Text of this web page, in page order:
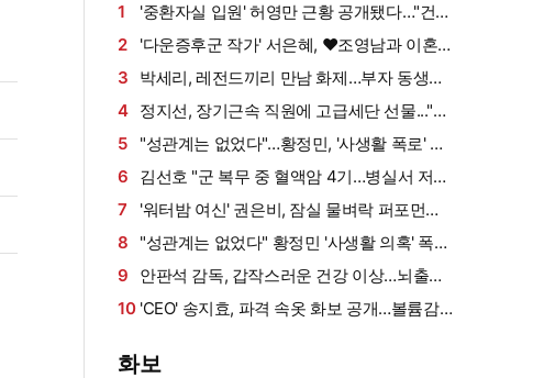
1
'중환자실 입원' 허영만 근황 공개됐다…"건강
회복 위해 노력 중" [엑's 이슈]
2
'다운증후군 작가' 서은혜, ♥조영남과 이혼
설 확산에 결국 입 열었다
3
박세리, 레전드끼리 만남 화제…부자 동생에
게 밥 샀다가 '반전'
4
정지선, 장기근속 직원에 고급세단 선물..."차
부담되면 명품백도 가능" (사당귀)[전일야화]
5
"성관계는 없었다"…황정민, '사생활 폭로' A
씨와 4번 만났다 (사건반장)
6
김선호 "군 복무 중 혈액암 4기…병실서 저만
살아남았다" (내 남은 연애)
7
'워터밤 여신' 권은비, 잠실 물벼락 퍼포먼스
'후끈'…두산 승리요정 등극
8
"성관계는 없었다" 황정민 '사생활 의혹' 폭로
자, 만남 경위 공개
9
안판석 감독, 갑작스러운 건강 이상…뇌출혈
로 쓰러져
10 'CEO' 송지효, 파격 속옷 화보 공개…볼륨감·
화보